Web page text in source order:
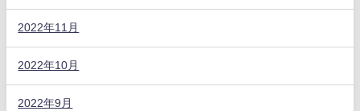
2022年11月
2022年10月
2022年9月